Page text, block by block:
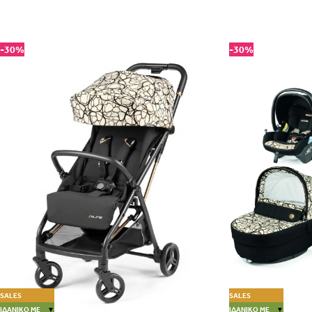
-30%
SALES
ΙΔΑΝΙΚΌ ΜΕ
▼
-30%
SALES
ΙΔΑΝΙΚΌ ΜΕ
▼